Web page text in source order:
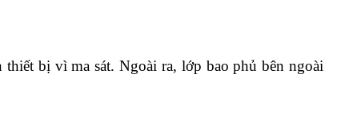
bị vì ma sát. Ngoài ra, lớp bao phủ bên ngoài